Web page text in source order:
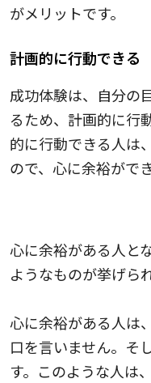
がメリットです。
計画的に行動できる
成功体験は、自分の
るため、計画的に行
的に行動できる人は
ので、心に余裕ができ
心に余裕がある人と
ようなものが挙げら
心に余裕がある人は
口を言いません。そ
す。このような人は